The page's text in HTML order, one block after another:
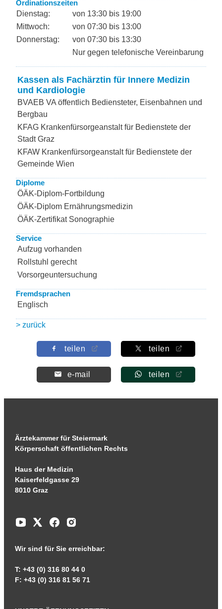
Ordinationszeiten
Dienstag:
von 13:30 bis 19:00
Mittwoch:
von 07:30 bis 13:00
Donnerstag:
von 07:30 bis 13:30
Nur gegen telefonische Vereinbarung
Kassen als Fachärztin für Innere Medizin
und Kardiologie
BVAEB VA öffentlich Bediensteter, Eisenbahnen und
Bergbau
KFAG Krankenfürsorgeanstalt für Bedienstete der
Stadt Graz
KFAW Krankenfürsorgeanstalt für Bedienstete der
Gemeinde Wien
Diplome
ÖÄK-Diplom-Fortbildung
ÖÄK-Diplom Ernährungsmedizin
ÖÄK-Zertifikat Sonographie
Service
Aufzug vorhanden
Rollstuhl gerecht
Vorsorgeuntersuchung
Fremdsprachen
Englisch
> zurück
teilen teilen
e-mail teilen
Ärztekammer für Steiermark
Körperschaft öffentlichen Rechts
Haus der Medizin
Kaiserfeldgasse 29
8010 Graz
Wir sind für Sie erreichbar:
T: +43 (0) 316 80 44 0
F: +43 (0) 316 81 56 71